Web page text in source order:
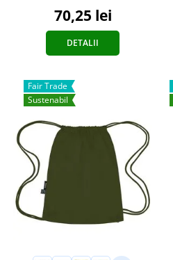
70,25 lei
DETALII
Fair Trade
Sustenabil